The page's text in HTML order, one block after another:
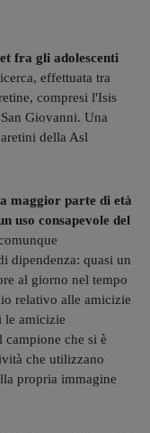
fra gli adolescenti
effettuata tra
compresi l'Isis
Giovanni. Una
della Asl
maggior parte di età
uso consapevole del
dipendenza: quasi un
al giorno nel tempo
relativo alle amicizie
le amicizie
che si è
che utilizzano
propria immagine